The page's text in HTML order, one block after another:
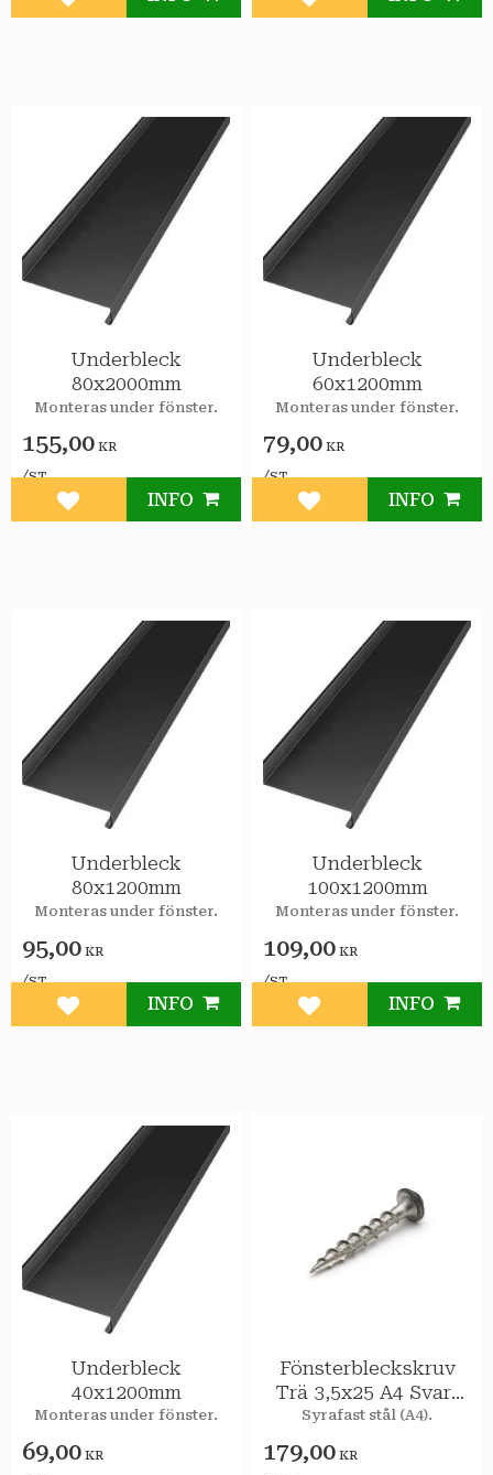
Lägg till i favoriter Lägg till i favoriter
Underbleck
80x2000mm
Monteras under fönster.
155,00 KR
/ST
Lägg till i favoriter
INFO
Underbleck
60x1200mm
Monteras under fönster.
79,00 KR
/ST
Lägg till i favoriter
INFO
Underbleck
80x1200mm
Monteras under fönster.
95,00 KR
/ST
Lägg till i favoriter
INFO
Underbleck
100x1200mm
Monteras under fönster.
109,00 KR
/ST
Lägg till i favoriter
INFO
Underbleck
40x1200mm
Monteras under fönster.
69,00 KR
Fönsterbleckskruv
Trä 3,5x25 A4 Svart
100st/pkt
Syrafast stål (A4).
179,00 KR